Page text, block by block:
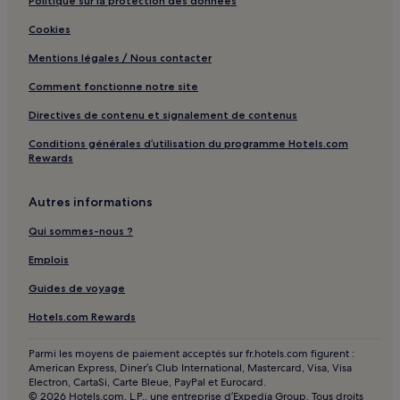
Venise : hôtels Hôtels avec parking
Venise : hôtels Hôtels avec centre de fitness
Venise : hôtels Hôtels acceptant les animaux de
Venise : hôtels Hôtels-boutiques
Venise : hôtels
Cookies
Mentions légales / Nous contacter
Comment fonctionne notre site
Directives de contenu et signalement de contenus
Conditions générales d’utilisation du programme Hotels.com
Rewards
Autres informations
Qui sommes-nous ?
Emplois
Guides de voyage
Hotels.com Rewards
Parmi les moyens de paiement acceptés sur fr.hotels.com figurent :
American Express, Diner’s Club International, Mastercard, Visa, Visa
Electron, CartaSi, Carte Bleue, PayPal et Eurocard.
© 2026 Hotels.com, L.P., une entreprise d’Expedia Group. Tous droits